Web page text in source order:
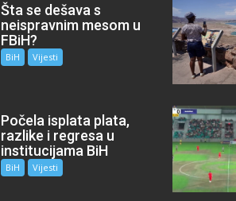
Šta se dešava s
neispravnim mesom u
FBiH?
BiH Vijesti
Počela isplata plata,
razlike i regresa u
institucijama BiH
BiH Vijesti